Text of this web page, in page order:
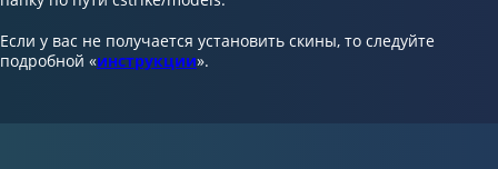
Если у вас не получается установить скины, то следуйте
подробной «инструкции».